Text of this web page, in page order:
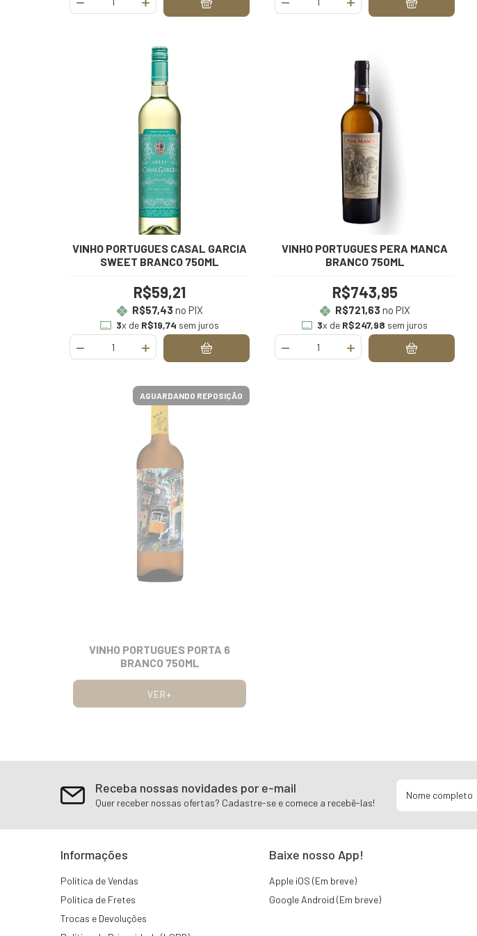
VINHO PORTUGUES CASAL GARCIA
SWEET BRANCO 750ML
R$59,21
R$57,43 no PIX
3x de R$19,74 sem juros
VINHO PORTUGUES PERA MANCA
BRANCO 750ML
R$743,95
R$721,63 no PIX
3x de R$247,98 sem juros
AGUARDANDO REPOSIÇÃO
VINHO PORTUGUES PORTA 6
BRANCO 750ML
VER+
Receba nossas novidades por e-mail
Quer receber nossas ofertas? Cadastre-se e comece a recebê-las!
Informações
Política de Vendas
Política de Fretes
Trocas e Devoluções
Baixe nosso App!
Apple iOS (Em breve)
Google Android (Em breve)